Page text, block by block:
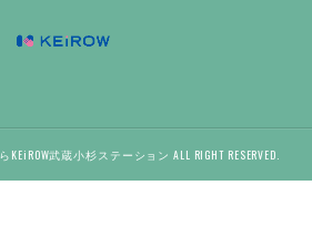
武蔵小杉ステーション ALL RIGHT RESERVED.